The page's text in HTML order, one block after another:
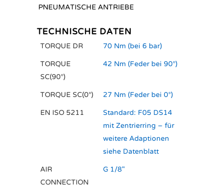
PNEUMATISCHE ANTRIEBE
TECHNISCHE DATEN
TORQUE DR 70 Nm (bei 6 bar)
TORQUE
SC(90°)
42 Nm (Feder bei 90°)
TORQUE SC(0°) 27 Nm (Feder bei 0°)
EN ISO 5211
Standard: F05 DS14
mit Zentrierring – für
weitere Adaptionen
siehe Datenblatt
AIR
CONNECTION
G 1/8"